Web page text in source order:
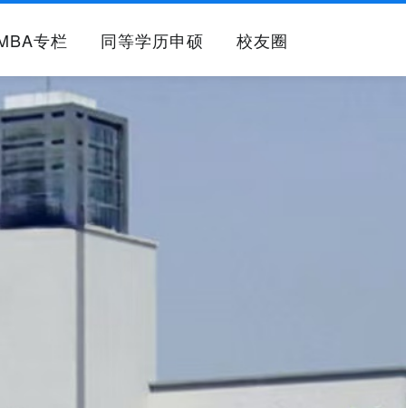
专栏 同等学历申硕 校友圈